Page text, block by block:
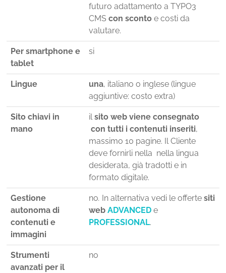
futuro adattamento a TYPO3
CMS con sconto e costi da
valutare.
Per smartphone e
tablet
si
Lingue una, italiano o inglese (lingue
aggiuntive: costo extra)
Sito chiavi in
mano
ilsito web viene consegnato
con tutti i contenuti inseriti,
massimo 10 pagine. Il Cliente
deve fornirli nella nella lingua
desiderata, già tradotti e in
formato digitale.
Gestione
autonoma di
contenuti e
immagini
no. In alternativa vedi le offerte siti
web ADVANCED e
PROFESSIONAL.
Strumenti
avanzati per il
no